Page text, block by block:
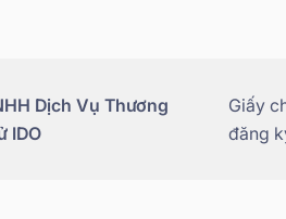
Dịch Vụ Thương
IDO
Giấy
đăng